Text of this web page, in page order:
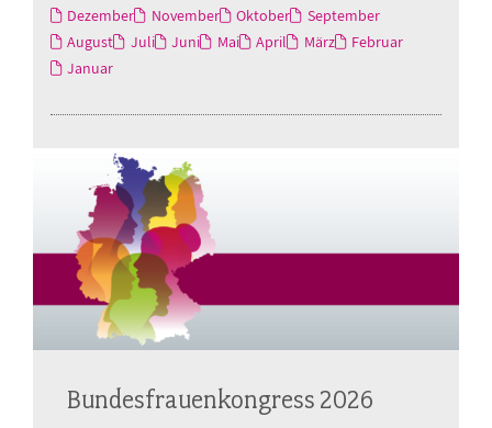
Dezember November Oktober
September
August
Juli Juni Mai April März
Februar
Januar
Bundesfrauenkongress 2026